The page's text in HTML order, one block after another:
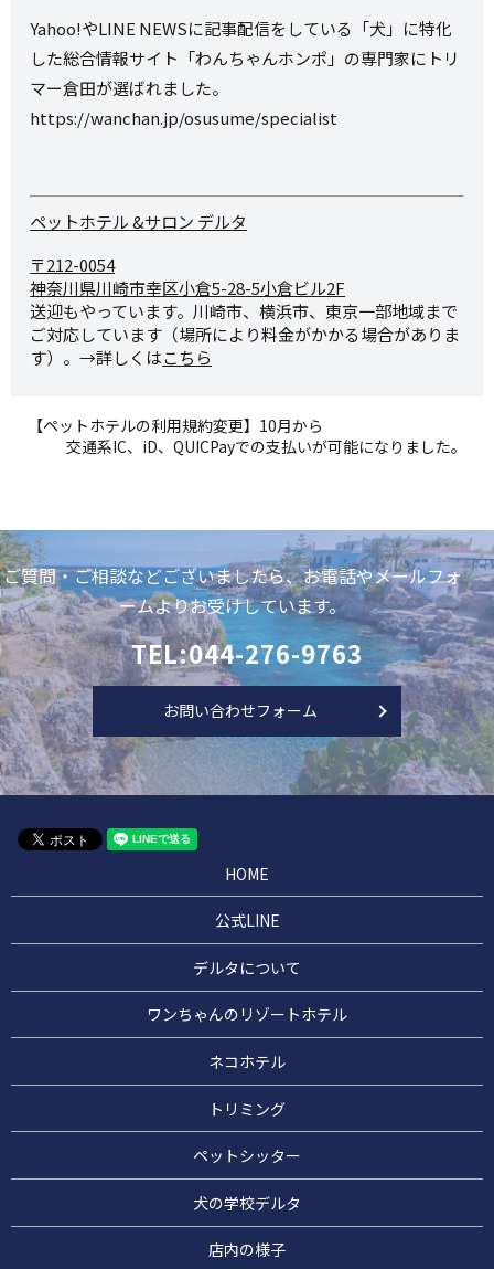
Yahoo!やLINE NEWSに記事配信をしている「犬」に特化
した総合情報サイト「わんちゃんホンポ」の専門家にトリ
マー倉田が選ばれました。
https://wanchan.jp/osusume/specialist
ペットホテル &サロン デルタ
〒212-0054
神奈川県川崎市幸区小倉5-28-5小倉ビル2F
送迎もやっています。川崎市、横浜市、東京一部地域まで
ご対応しています（場所により料金がかかる場合がありま
す）。→詳しくはこちら
【ペットホテルの利用規約変更】10月から
交通系IC、iD、QUICPayでの支払いが可能になりました。
ご質問・ご相談などございましたら、お電話やメールフォ
ームよりお受けしています。
TEL:044-276-9763
お問い合わせフォーム
HOME
公式LINE
デルタについて
ワンちゃんのリゾートホテル
ネコホテル
トリミング
ペットシッター
犬の学校デルタ
店内の様子